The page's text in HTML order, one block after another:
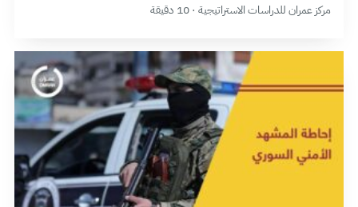
مركز عمران للدراسات الاستراتيجية · 10 دقيقة